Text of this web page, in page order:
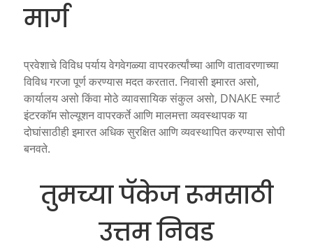
मार्ग
प्रवेशाचे विविध पर्याय वेगवेगळ्या वापरकर्त्यांच्या आणि वातावरणाच्या
विविध गरजा पूर्ण करण्यास मदत करतात. निवासी इमारत असो,
कार्यालय असो किंवा मोठे व्यावसायिक संकुल असो, DNAKE स्मार्ट
इंटरकॉम सोल्यूशन वापरकर्ते आणि मालमत्ता व्यवस्थापक या
दोघांसाठीही इमारत अधिक सुरक्षित आणि व्यवस्थापित करण्यास सोपी
बनवते.
तुमच्या पॅकेज रूमसाठी
उत्तम निवड